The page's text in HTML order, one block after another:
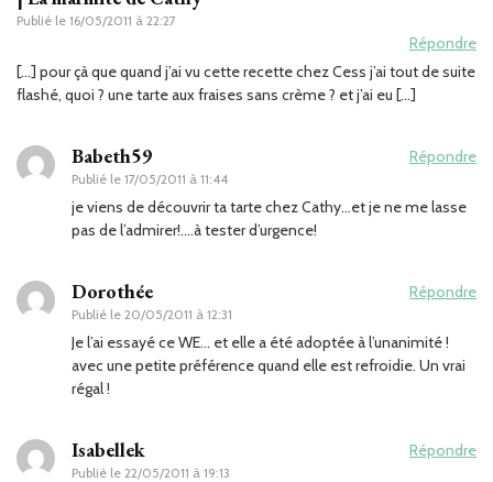
Publié le 16/05/2011 à 22:27
Répondre
[…] pour çà que quand j’ai vu cette recette chez Cess j’ai tout de suite
flashé, quoi ? une tarte aux fraises sans crème ? et j’ai eu […]
Babeth59
Publié le 17/05/2011 à 11:44
Répondre
je viens de découvrir ta tarte chez Cathy…et je ne me lasse
pas de l’admirer!….à tester d’urgence!
Dorothée
Publié le 20/05/2011 à 12:31
Répondre
Je l’ai essayé ce WE… et elle a été adoptée à l’unanimité !
avec une petite préférence quand elle est refroidie. Un vrai
régal !
Isabellek
Publié le 22/05/2011 à 19:13
Répondre